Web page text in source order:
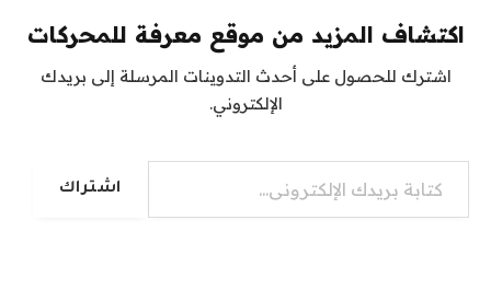
اكتشاف المزيد من موقع معرفة للمحركات
اشترك للحصول على أحدث التدوينات المرسلة إلى بريدك
الإلكتروني.
كتابة بريدك الإلكتروني...
اشتراك